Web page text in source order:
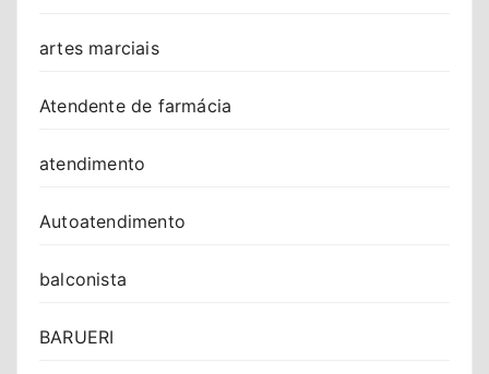
artes marciais
Atendente de farmácia
atendimento
Autoatendimento
balconista
BARUERI